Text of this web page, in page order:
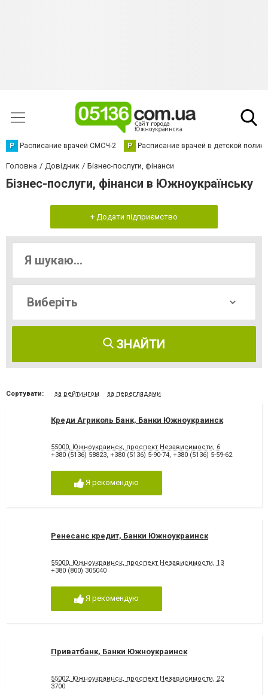
Р Расписание врачей СМСЧ-2 Р Расписание врачей в детской
Головна Довідник Бізнес-послуги, фінанси
Бізнес-послуги, фінанси в Южноукраїнську
+ Додати підприємство
ЗНАЙТИ
Сортувати: за рейтингом за переглядами
Креди Агриколь Банк, Банки Южноукраинск
55000, Южноукраинск, проспект Независимости, 6
+380 (5136) 58823, +380 (5136) 5-90-74, +380 (5136) 5-59-62
Я рекомендую
Ренесанс кредит, Банки Южноукраинск
55000, Южноукраинск, проспект Независимости, 13
+380 (800) 305040
Я рекомендую
Приватбанк, Банки Южноукраинск
55002, Южноукраинск, проспект Независимости, 22
3700